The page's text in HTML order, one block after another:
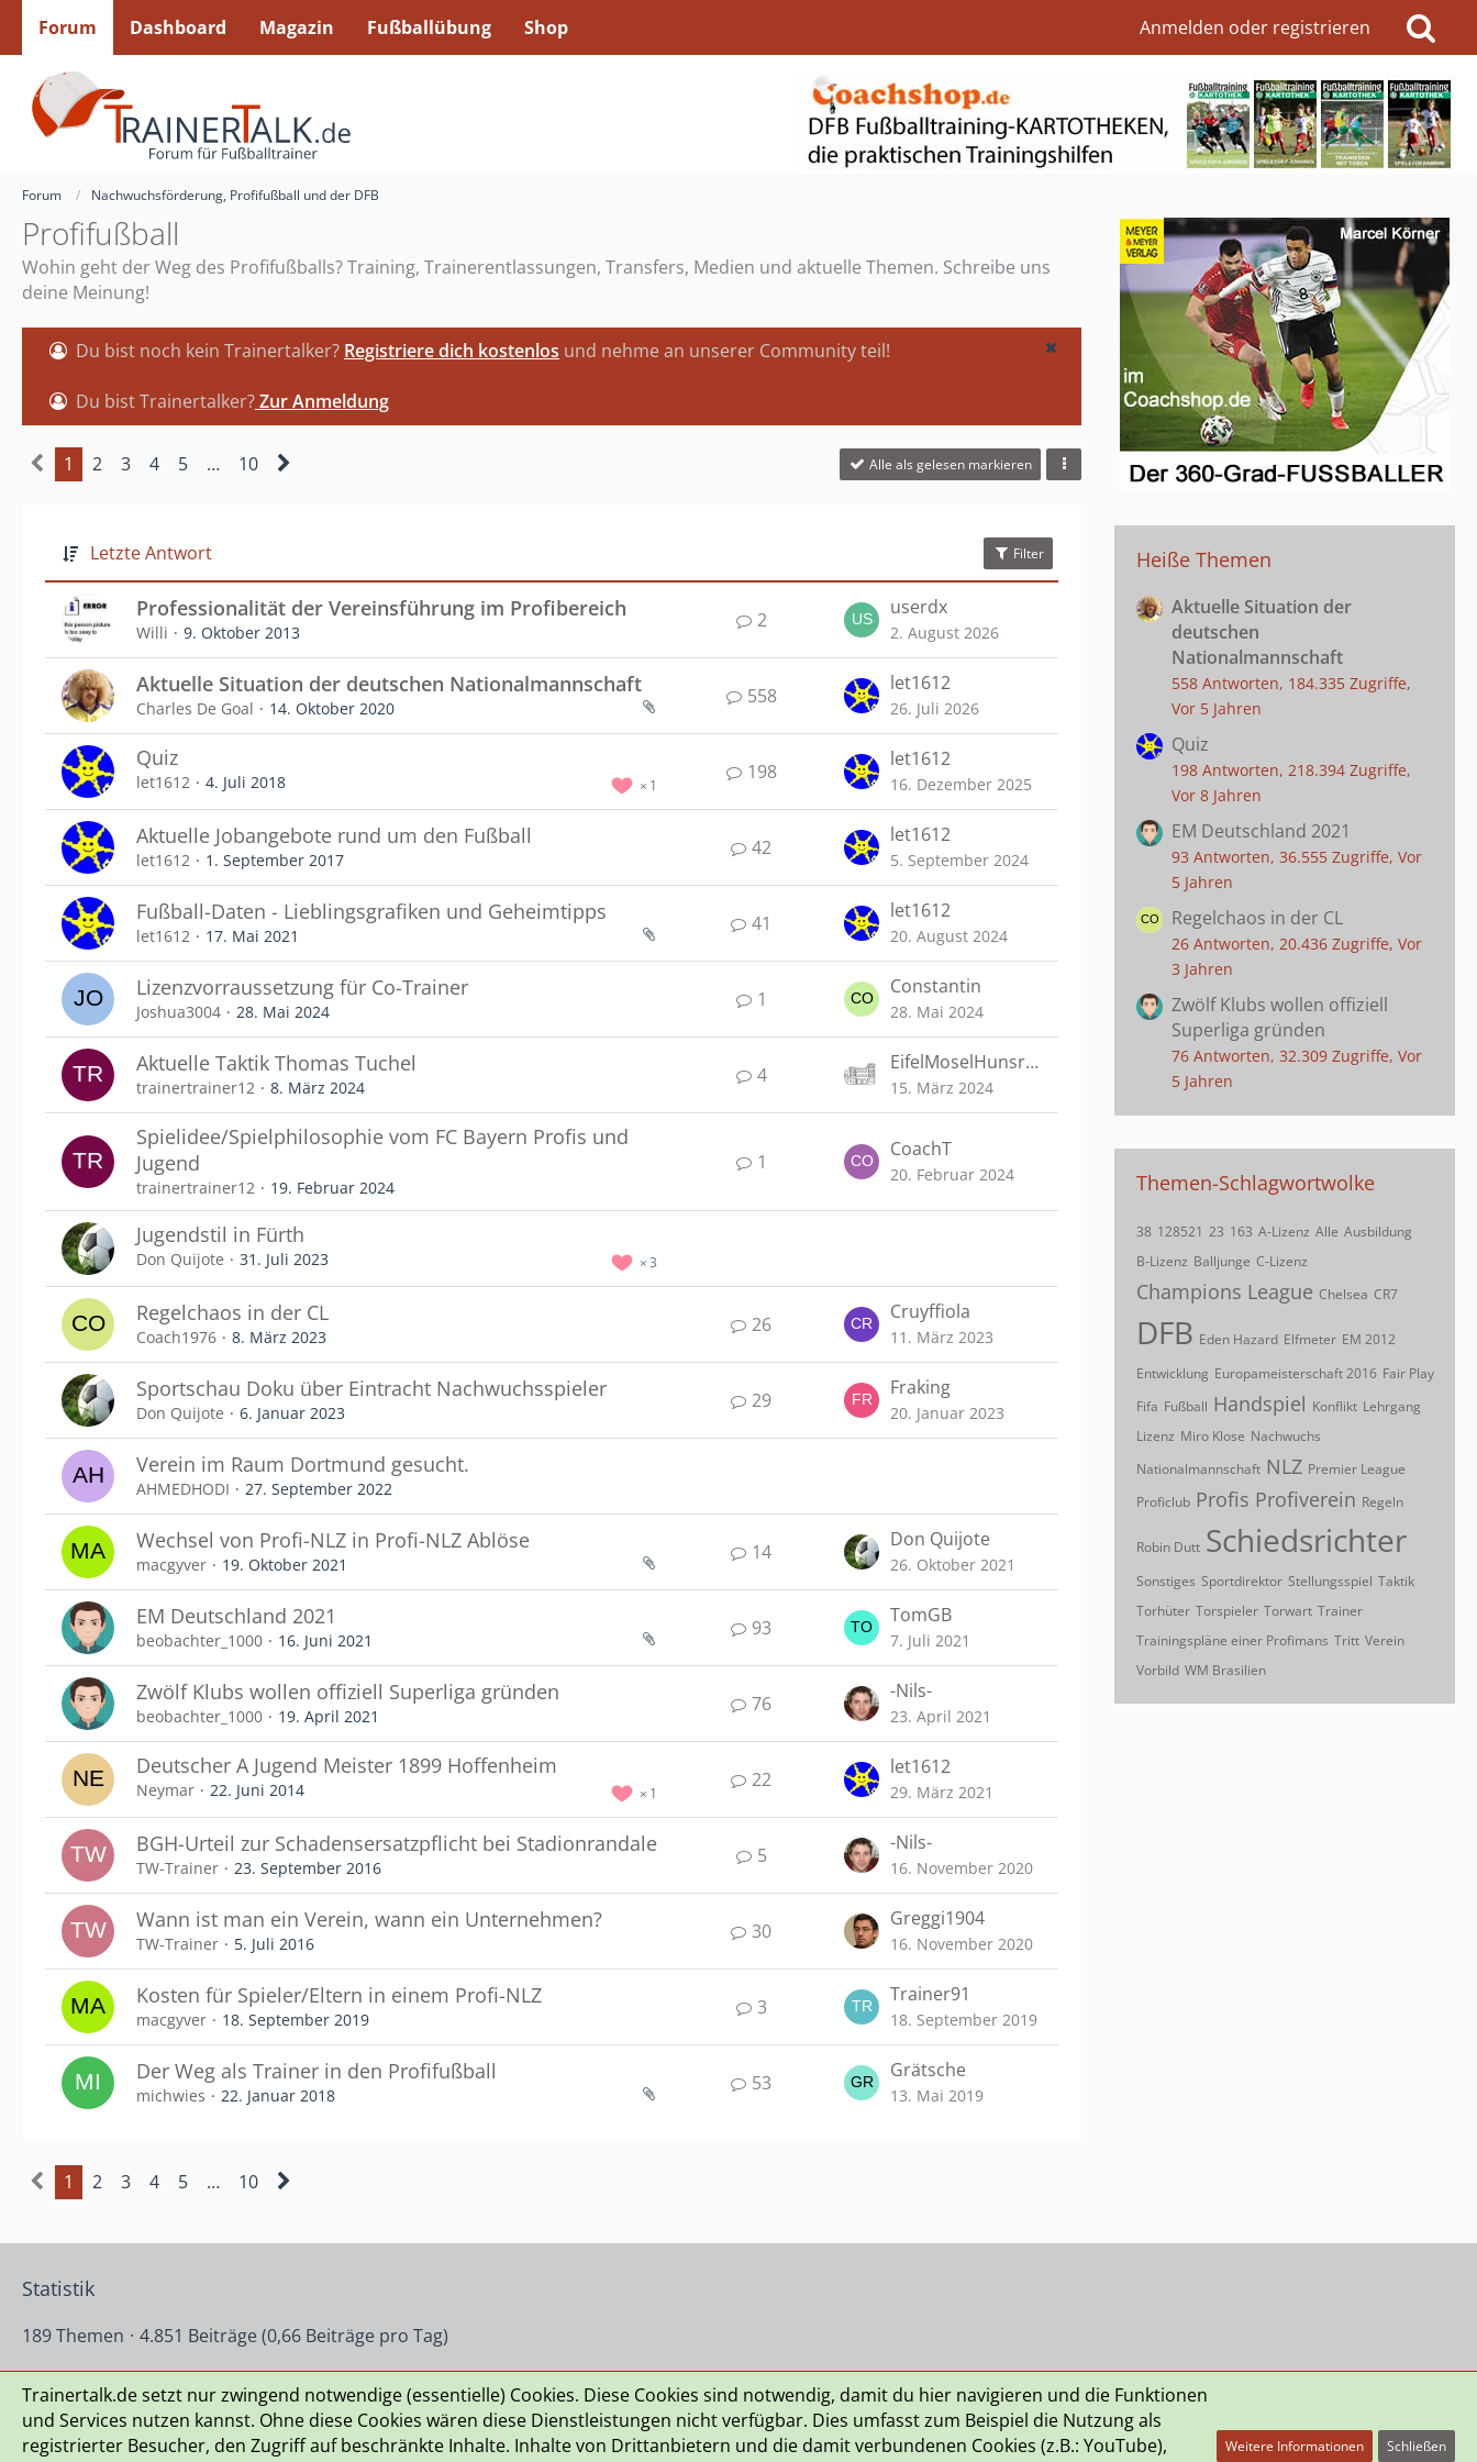
Forum Dashboard Magazin Fußballübung Shop Anmelden oder registrieren
Forum Nachwuchsförderung, Profifußball und der DFB
Profifußball
Wohin geht der Weg des Profifußballs? Training, Trainerentlassungen, Transfers, Medien und aktuelle Themen. Schreibe uns
deine Meinung!
Du bist noch kein Trainertalker? Registriere dich kostenlos und nehme an unserer Community teil!
Du bist Trainertalker?Zur Anmeldung
1 2 3 4 5 … 10 Alle als gelesen markieren
Letzte Antwort Filter
Professionalität der Vereinsführung im Profibereich
Willi 9. Oktober 2013
2
userdx
2. August 2026
Aktuelle Situation der deutschen Nationalmannschaft
Charles De Goal 14. Oktober 2020
558
let1612
26. Juli 2026
Quiz
1
let1612 4. Juli 2018 198
let1612
16. Dezember 2025
Aktuelle Jobangebote rund um den Fußball
let1612 1. September 2017
42
let1612
5. September 2024
Fußball-Daten - Lieblingsgrafiken und Geheimtipps
let1612 17. Mai 2021
41
let1612
20. August 2024
Lizenzvorraussetzung für Co-Trainer
Joshua3004 28. Mai 2024
1
Constantin
28. Mai 2024
Aktuelle Taktik Thomas Tuchel
trainertrainer12 8. März 2024
4
EifelMoselHunsrueck
15. März 2024
Spielidee/Spielphilosophie vom FC Bayern Profis und
Jugend
trainertrainer12 19. Februar 2024
1
CoachT
20. Februar 2024
Jugendstil in Fürth
3
Don Quijote 31. Juli 2023
Regelchaos in der CL
Coach1976 8. März 2023
26
Cruyffiola
11. März 2023
Sportschau Doku über Eintracht Nachwuchsspieler
Don Quijote 6. Januar 2023
29
Fraking
20. Januar 2023
Verein im Raum Dortmund gesucht.
AHMEDHODI 27. September 2022
Wechsel von Profi-NLZ in Profi-NLZ Ablöse
macgyver 19. Oktober 2021
14
Don Quijote
26. Oktober 2021
EM Deutschland 2021
beobachter_1000 16. Juni 2021
93
TomGB
7. Juli 2021
Zwölf Klubs wollen offiziell Superliga gründen
beobachter_1000 19. April 2021
76
-Nils-
23. April 2021
Deutscher A Jugend Meister 1899 Hoffenheim
1
Neymar 22. Juni 2014 22
let1612
29. März 2021
BGH-Urteil zur Schadensersatzpflicht bei Stadionrandale
TW-Trainer 23. September 2016
5
-Nils-
16. November 2020
Wann ist man ein Verein, wann ein Unternehmen?
TW-Trainer 5. Juli 2016
30
Greggi1904
16. November 2020
Kosten für Spieler/Eltern in einem Profi-NLZ
macgyver 18. September 2019
3
Trainer91
18. September 2019
Der Weg als Trainer in den Profifußball
michwies 22. Januar 2018
53
Grätsche
13. Mai 2019
1 2 3 4 5 … 10
Heiße Themen
Aktuelle Situation der
deutschen
Nationalmannschaft
558 Antworten, 184.335 Zugriffe,
Vor 5 Jahren
Quiz
198 Antworten, 218.394 Zugriffe,
Vor 8 Jahren
EM Deutschland 2021
93 Antworten, 36.555 Zugriffe, Vor
5 Jahren
Regelchaos in der CL
26 Antworten, 20.436 Zugriffe, Vor
3 Jahren
Zwölf Klubs wollen offiziell
Superliga gründen
76 Antworten, 32.309 Zugriffe, Vor
5 Jahren
Themen-Schlagwortwolke
38 128521 23 163 A-Lizenz Alle Ausbildung
B-Lizenz Balljunge C-Lizenz
Champions League Chelsea CR7
DFB Eden Hazard Elfmeter EM 2012
Entwicklung Europameisterschaft 2016 Fair Play
Fifa Fußball Handspiel Konflikt Lehrgang
Lizenz Miro Klose Nachwuchs
Nationalmannschaft NLZ Premier League
Proficlub Profis Profiverein Regeln
Robin Dutt Schiedsrichter
Sonstiges Sportdirektor Stellungsspiel Taktik
Torhüter Torspieler Torwart Trainer
Trainingspläne einer Profimans Tritt Verein
Vorbild WM Brasilien
Statistik
189 Themen 4.851 Beiträge (0,66 Beiträge pro Tag)
Datenschutzerklärung Kontakt Impressum Nutzungsbedingungen Häufig gestellte Fragen
Trainertalk.de setzt nur zwingend notwendige (essentielle) Cookies. Diese Cookies sind notwendig, damit du hier navigieren und die Funktionen
und Services nutzen kannst. Ohne diese Cookies wären diese Dienstleistungen nicht verfügbar. Dies umfasst zum Beispiel die Nutzung als
registrierter Besucher, den Zugriff auf beschränkte Inhalte. Inhalte von Drittanbietern und die damit verbundenen Cookies (z.B.: YouTube),
Weitere Informationen Schließen